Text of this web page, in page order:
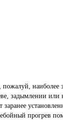
задымлении
прогрев